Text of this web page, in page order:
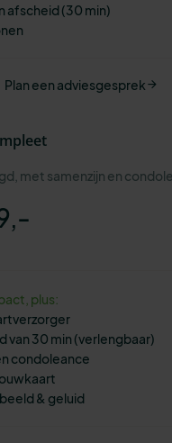
afscheid (30 min)
Plan een adviesgesprek
met samenzijn en
plus:
van 30 min (verlengbaar)
condoleance
& geluid